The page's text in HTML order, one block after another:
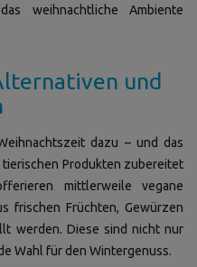
weihnachtliche Ambiente
und
dazu – und das
Produkten zubereitet
mittlerweile vegane
frischen Früchten, Gewürzen
werden. Diese sind nicht nur
Wahl für den Wintergenuss.